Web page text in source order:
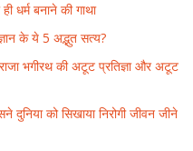
धर्म बनाने की गाथा
के ये 5 अद्भुत सत्य?
भगीरथ की अटूट प्रतिज्ञा और अटूट
दुनिया को सिखाया निरोगी जीवन जीने